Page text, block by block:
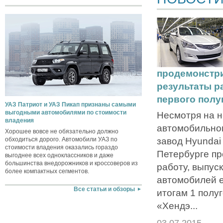
УАЗ Патриот и УАЗ Пикап признаны самыми
выгодными автомобилями по стоимости
владения
Хорошее вовсе не обязательно должно
обходиться дорого. Автомобили УАЗ по
стоимости владения оказались гораздо
выгоднее всех одноклассников и даже
большинства внедорожников и кроссоверов из
более компактных сегментов.
Все статьи и обзоры
результаты
первого
Несмотря на
завод
Петербурге
работу,
автомобилей
итогам 1
«Хендэ...